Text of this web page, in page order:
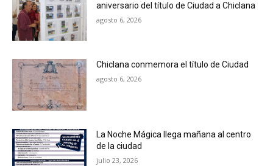
aniversario del título de Ciudad a Chiclana
agosto 6, 2026
Chiclana conmemora el título de Ciudad
agosto 6, 2026
La Noche Mágica llega mañana al centro
de la ciudad
julio 23, 2026